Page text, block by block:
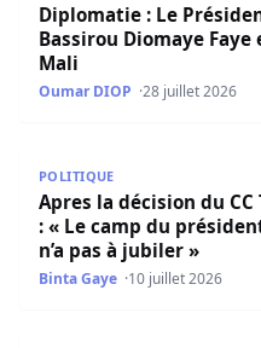
Diplomatie : Le
Bassirou Diomaye
Mali
Oumar DIOP 28 juillet 2026
POLITIQUE
Apres la décision du
: « Le camp du
n’a pas à jubiler »
Binta Gaye 10 juillet 2026